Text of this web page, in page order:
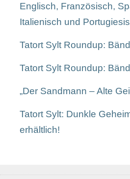
Englisch, Französisch,
Italienisch und
Tatort Sylt Roundup:
Tatort Sylt Roundup:
„Der Sandmann – Alte
Tatort Sylt: Dunkle
erhältlich!